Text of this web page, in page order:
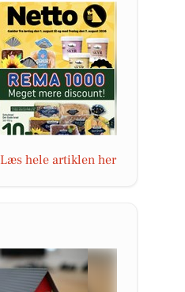
Læs hele artiklen her